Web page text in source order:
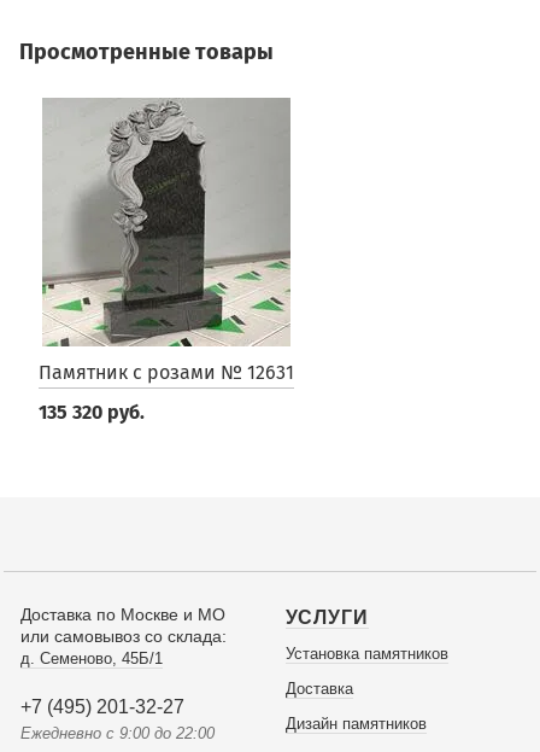
Просмотренные товары
Памятник с розами № 12631
135 320 руб.
Доставка по Москве и МО
или самовывоз со склада:
д. Семеново, 45Б/1
+7 (495) 201-32-27
Ежедневно с 9:00 до 22:00
УСЛУГИ
Установка памятников
Доставка
Дизайн памятников